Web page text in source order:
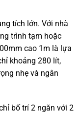
tích lớn. Với nhà
trình tạm hoặc
cao 1m là lựa
khoảng 280 lít,
nhẹ và ngân
bố trí 2 ngăn với 2